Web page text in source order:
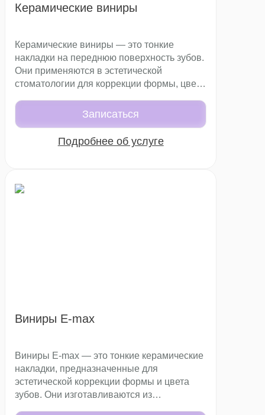
Керамические виниры
Керамические виниры — это тонкие
накладки на переднюю поверхность зубов.
Они применяются в эстетической
стоматологии для коррекции формы, цвета
керамика отличается высокой прочностью,
стабильностью оттенка и естественным
внешним видом, поэтому получаемые
виниры выглядят максимально
Записаться
Подробнее об услуге
Виниры E-max
Виниры E-max — это тонкие керамические
накладки, предназначенные для
эстетической коррекции формы и цвета
зубов. Они изготавливаются из